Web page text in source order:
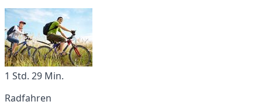
1 Std. 29 Min.
Radfahren